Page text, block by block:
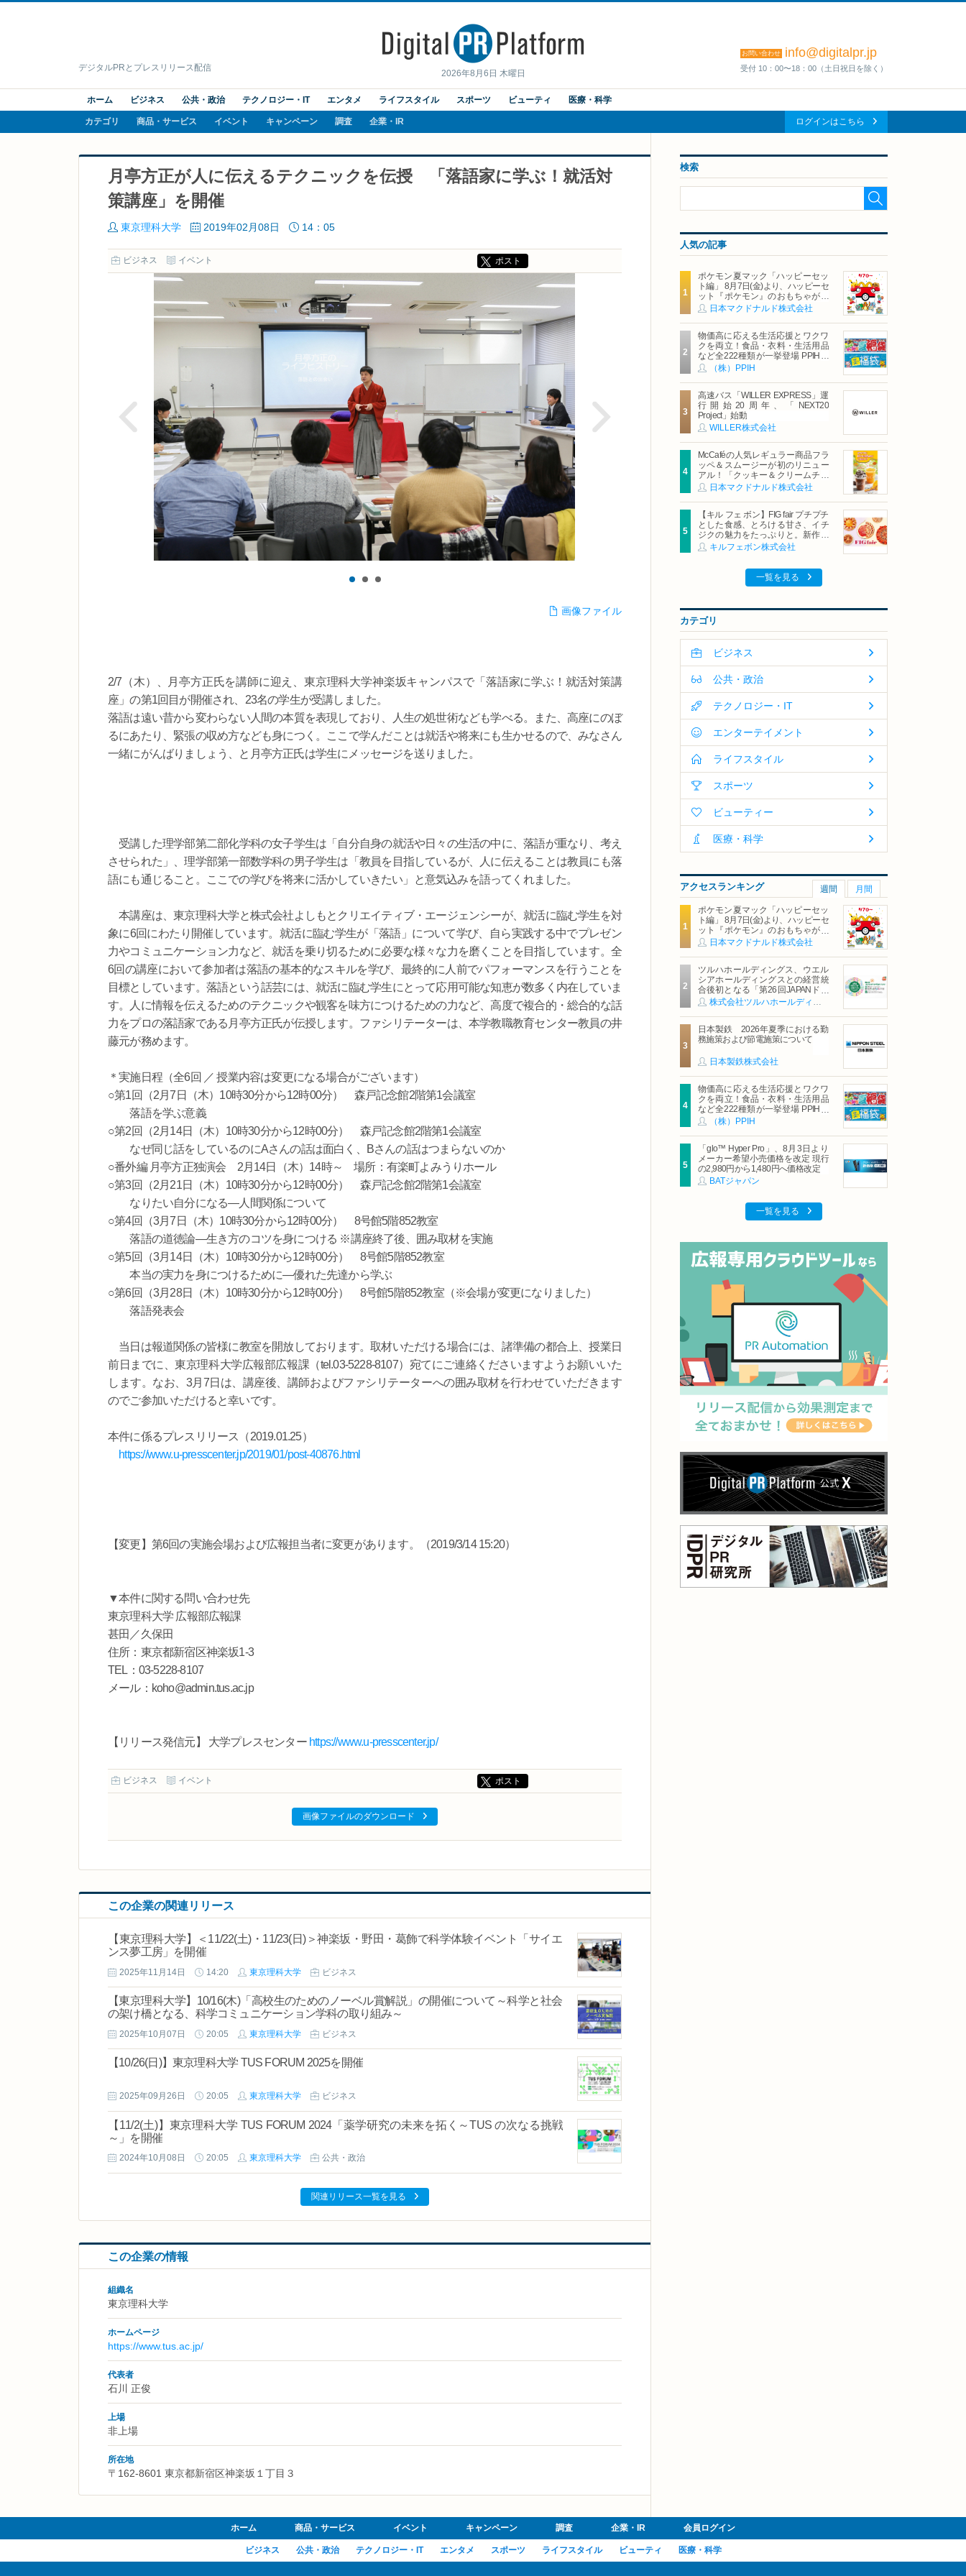
2026年8月6日 木曜日
デジタルPRとプレスリリース配信
お問い合わせ info@digitalpr.jp
受付 10：00〜18：00（土日祝日を除く）
ホーム ビジネス 公共・政治 テクノロジー・IT エンタメ ライフスタイル スポーツ ビューティ 医療・科学
カテゴリ 商品・サービス イベント キャンペーン 調査 企業・IR ログインはこちら
月亭方正が人に伝えるテクニックを伝授 「落語家に学ぶ！就活対
策講座」を開催
東京理科大学 2019年02月08日 14：05
ビジネス イベント ポスト
画像ファイル
2/7（木）、月亭方正氏を講師に迎え、東京理科大学神楽坂キャンパスで「落語家に学ぶ！就活対策講
座」の第1回目が開催され、23名の学生が受講しました。
落語は遠い昔から変わらない人間の本質を表現しており、人生の処世術なども学べる。また、高座にのぼ
るにあたり、緊張の収め方なども身につく。ここで学んだことは就活や将来にも生かせるので、みなさん
一緒にがんばりましょう、と月亭方正氏は学生にメッセージを送りました。
受講した理学部第二部化学科の女子学生は「自分自身の就活や日々の生活の中に、落語が重なり、考え
させられた」、理学部第一部数学科の男子学生は「教員を目指しているが、人に伝えることは教員にも落
語にも通じること。ここでの学びを将来に活かしていきたい」と意気込みを語ってくれました。
本講座は、東京理科大学と株式会社よしもとクリエイティブ・エージェンシーが、就活に臨む学生を対
象に6回にわたり開催しています。就活に臨む学生が「落語」について学び、自ら実践する中でプレゼン
力やコミュニケーション力など、就活を乗り切るために必要な様々な力を磨くことを目指しています。全
6回の講座において参加者は落語の基本的なスキルを学び、最終的に人前でパフォーマンスを行うことを
目標としています。落語という話芸には、就活に臨む学生にとって応用可能な知恵が数多く内在していま
す。人に情報を伝えるためのテクニックや観客を味方につけるための力など、高度で複合的・総合的な話
力をプロの落語家である月亭方正氏が伝授します。ファシリテーターは、本学教職教育センター教員の井
藤元が務めます。
＊実施日程（全6回 ／ 授業内容は変更になる場合がございます）
○第1回（2月7日（木）10時30分から12時00分） 森戸記念館2階第1会議室
落語を学ぶ意義
○第2回（2月14日（木）10時30分から12時00分） 森戸記念館2階第1会議室
なぜ同じ話をしているのにAさんの話は面白く、Bさんの話はつまらないのか
○番外編 月亭方正独演会 2月14日（木）14時～ 場所：有楽町よみうりホール
○第3回（2月21日（木）10時30分から12時00分） 森戸記念館2階第1会議室
なりたい自分になる―人間関係について
○第4回（3月7日（木）10時30分から12時00分） 8号館5階852教室
落語の道徳論―生き方のコツを身につける ※講座終了後、囲み取材を実施
○第5回（3月14日（木）10時30分から12時00分） 8号館5階852教室
本当の実力を身につけるために―優れた先達から学ぶ
○第6回（3月28日（木）10時30分から12時00分） 8号館5階852教室（※会場が変更になりました）
落語発表会
当日は報道関係の皆様に教室を開放しております。取材いただける場合には、諸準備の都合上、授業日
前日までに、東京理科大学広報部広報課（tel.03-5228-8107）宛てにご連絡くださいますようお願いいた
します。なお、3月7日は、講座後、講師およびファシリテーターへの囲み取材を行わせていただきます
のでご参加いただけると幸いです。
本件に係るプレスリリース（2019.01.25）
https://www.u-presscenter.jp/2019/01/post-40876.html
【変更】第6回の実施会場および広報担当者に変更があります。（2019/3/14 15:20）
▼本件に関する問い合わせ先
東京理科大学 広報部広報課
甚田／久保田
住所：東京都新宿区神楽坂1-3
TEL：03-5228-8107
メール：koho@admin.tus.ac.jp
【リリース発信元】 大学プレスセンター https://www.u-presscenter.jp/
ビジネス イベント ポスト
画像ファイルのダウンロード
この企業の関連リリース
【東京理科大学】＜11/22(土)・11/23(日)＞神楽坂・野田・葛飾で科学体験イベント「サイエ
ンス夢工房」を開催
2025年11月14日 14:20 東京理科大学 ビジネス
【東京理科大学】10/16(木)「高校生のためのノーベル賞解説」の開催について～科学と社会
の架け橋となる、科学コミュニケーション学科の取り組み～
2025年10月07日 20:05 東京理科大学 ビジネス
【10/26(日)】東京理科大学 TUS FORUM 2025を開催
2025年09月26日 20:05 東京理科大学 ビジネス
【11/2(土)】東京理科大学 TUS FORUM 2024「薬学研究の未来を拓く～TUS の次なる挑戦
～」を開催
2024年10月08日 20:05 東京理科大学 公共・政治
関連リリース一覧を見る
この企業の情報
組織名
東京理科大学
ホームページ
https://www.tus.ac.jp/
代表者
石川 正俊
上場
非上場
所在地
〒162-8601 東京都新宿区神楽坂１丁目３
検索
人気の記事
ポケモン夏マック「ハッピーセッ
ト編」 8月7日(金)より、ハッピーセ
ット『ポケモン』のおもちゃが期
間限定登場
日本マクドナルド株式会社
物価高に応える生活応援とワクワ
クを両立！食品・衣料・生活用品
など全222種類が一挙登場 PPIHグ
ループ「夏福袋」＆セール 8月6日
(木)より順次スタート
（株）PPIH
高速バス「WILLER EXPRESS」運
行開始20周年、「NEXT20
Project」始動
WILLER株式会社
McCaféの人気レギュラー商品フラ
ッペ＆スムージーが初のリニュー
アル！「クッキー＆クリームチョ
コフラッペ」「マンゴースムージ
ー」8月5日（水）から販売開始
日本マクドナルド株式会社
【キル フェ ボン】FIG fair プチプチ
とした食感、とろける甘さ、イチ
ジクの魅力をたっぷりと。新作を
含め、イチジク尽くしの全4種が登
場8月20日（木）スタート
キルフェボン株式会社
一覧を見る
カテゴリ
ビジネス
公共・政治
テクノロジー・IT
エンターテイメント
ライフスタイル
スポーツ
ビューティー
医療・科学
アクセスランキング 週間 月間
ポケモン夏マック「ハッピーセッ
ト編」 8月7日(金)より、ハッピーセ
ット『ポケモン』のおもちゃが期
間限定登場
日本マクドナルド株式会社
ツルハホールディングス、ウエル
シアホールディングスとの経営統
合後初となる「第26回JAPANドラ
ッグストアショー」に出展
株式会社ツルハホールディングス
日本製鉄 2026年夏季における勤
務施策および節電施策について
日本製鉄株式会社
物価高に応える生活応援とワクワ
クを両立！食品・衣料・生活用品
など全222種類が一挙登場 PPIHグ
ループ「夏福袋」＆セール 8月6日
（株）PPIH
「glo™ Hyper Pro」、8月3日より
メーカー希望小売価格を改定 現行
の2,980円から1,480円へ価格改定
BATジャパン
一覧を見る
ホーム 商品・サービス イベント キャンペーン 調査 企業・IR 会員ログイン
ビジネス 公共・政治 テクノロジー・IT エンタメ スポーツ ライフスタイル ビューティ 医療・科学